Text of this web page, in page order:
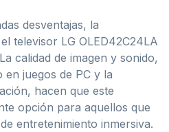
desventajas, la
televisor LG OLED42C24LA
calidad de imagen y sonido,
en juegos de PC y la
hacen que este
opción para aquellos que
entretenimiento inmersiva.